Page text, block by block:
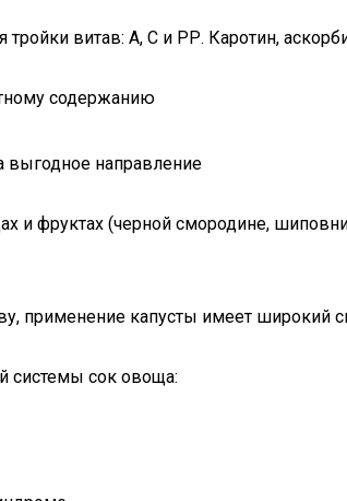
витав: А, С и РР. Каротин,
содержанию
выгодное направление
и фруктах (черной смородине,
применение капусты имеет широкий
системы сок овоща: